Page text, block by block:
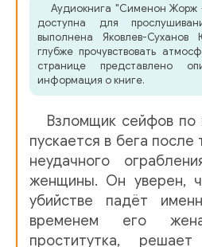
06
07
Аудиокнига "Сименон Жорж
доступна для
выполнена Яковлев-
глубже прочувствовать
странице представлено
информация о книге.
Взломщик сейфов по
пускается в бега после
неудачного
женщины. Он уверен,
убийстве падёт
временем его
проститутка,